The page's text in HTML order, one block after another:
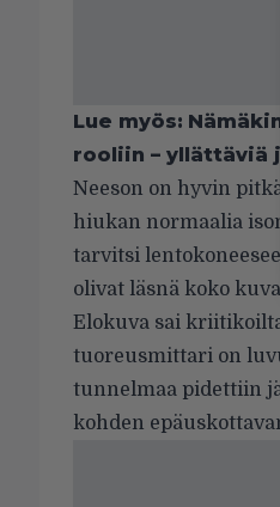
Lue myös:
rooliin – yllättäviä
Neeson on hyvin
hiukan normaalia
tarvitsi
olivat läsnä koko
Elokuva sai
tuoreusmittari on
tunnelmaa pidettiin
kohden